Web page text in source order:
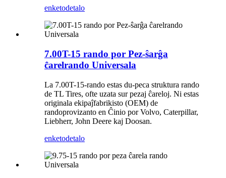
enketodetalo
7.00T-15 rando por Pez-ŝarĝa
ĉarelrando Universala
La 7.00T-15-rando estas du-peca struktura rando
de TL Tires, ofte uzata sur pezaj ĉareloj. Ni estas
originala ekipaĵfabrikisto (OEM) de
randoprovizanto en Ĉinio por Volvo, Caterpillar,
Liebherr, John Deere kaj Doosan.
enketodetalo